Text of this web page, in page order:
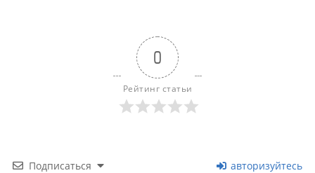
0
Рейтинг статьи
Подписаться авторизуйтесь